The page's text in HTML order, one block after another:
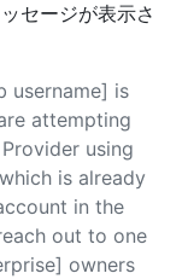
セージが表示さ
username] is
attempting
using
is already
in the
out to one
owners